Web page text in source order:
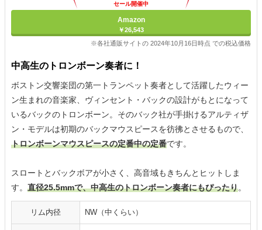
セール開催中
Amazon
￥26,543
※各社通販サイトの 2024年10月16日時点 での税込価格
中高生のトロンボーン奏者に！
ボストン交響楽団の第一トランペット奏者として活躍したウィー
ン生まれの音楽家、ヴィンセント・バックの設計がもとになって
いるバックのトロンボーン。そのバック社が手掛けるアルティザ
ン・モデルは初期のバックマウスピースを彷彿とさせるもので、
トロンボーンマウスピースの定番中の定番です。
スロートとバックボアが小さく、高音域もきちんとヒットしま
す。 直径25.5mmで、中高生のトロンボーン奏者にもぴったり。
リム内径 NW（中くらい）